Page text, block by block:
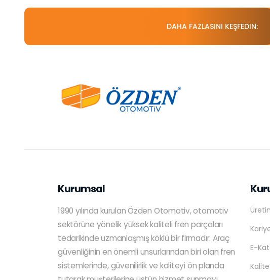
DAHA FAZLASINI KEŞFEDIN:
Kurumsal
1990 yılında kurulan Özden Otomotiv, otomotiv
sektörüne yönelik yüksek kaliteli fren parçaları
tedarikinde uzmanlaşmış köklü bir firmadır. Araç
güvenliğinin en önemli unsurlarından biri olan fren
sistemlerinde, güvenilirlik ve kaliteyi ön planda
E-